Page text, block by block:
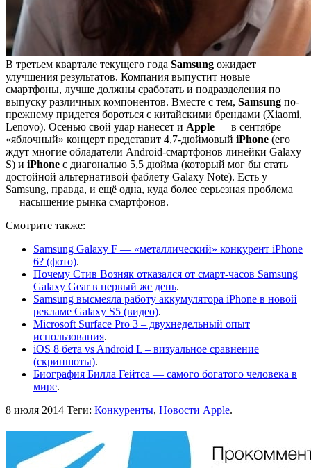
В третьем квартале текущего года Samsung ожидает
улучшения результатов. Компания выпустит новые
смартфоны, лучше должны сработать и подразделения по
выпуску различных компонентов. Вместе с тем, Samsung по-
прежнему придется бороться с китайскими брендами (Xiaomi,
Lenovo). Осенью свой удар нанесет и Apple — в сентябре
«яблочный» концерт представит 4,7-дюймовый iPhone (его
ждут многие обладатели Android-смартфонов линейки Galaxy
S) и iPhone с диагональю 5,5 дюйма (который мог бы стать
достойной альтернативой фаблету Galaxy Note). Есть у
Samsung, правда, и ещё одна, куда более серьезная проблема
— насыщение рынка смартфонов.
Смотрите также:
Samsung Galaxy F — «металлический» конкурент iPhone
6? (фото).
Почему Стив Возняк отказался от смарт-часов Samsung
Galaxy Gear в первый же день.
Samsung высмеяла работу аккумулятора iPhone в новой
рекламе Galaxy S5 (видео).
Microsoft Surface Pro 3 – двухнедельный опыт
использования.
iOS 8 бета vs Android L – визуальное сравнение
(скриншоты).
Биография Билла Гейтса — самого богатого человека в
мире.
8 июля 2014 Теги: Конкуренты, Новости Apple.